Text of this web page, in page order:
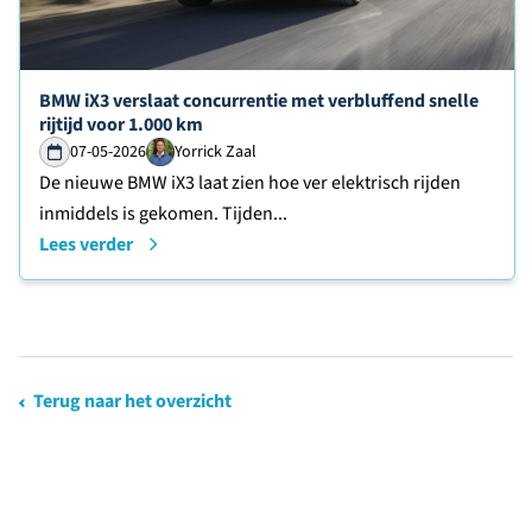
Lees verder over
BMW iX3 verslaat concurrentie met verbluffend snelle
rijtijd voor 1.000 km
07-05-2026 Yorrick Zaal
De nieuwe BMW iX3 laat zien hoe ver elektrisch rijden
inmiddels is gekomen. Tijden...
Lees verder
Terug naar het overzicht